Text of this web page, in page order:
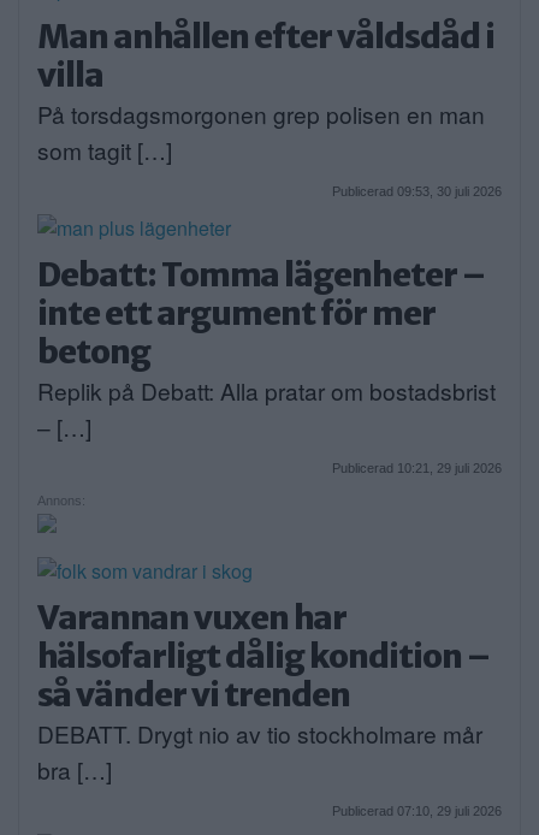
Man anhållen efter våldsdåd i
villa
På torsdagsmorgonen grep polisen en man
som tagit […]
Publicerad 09:53, 30 juli 2026
Debatt: Tomma lägenheter –
inte ett argument för mer
betong
Replik på Debatt: Alla pratar om bostadsbrist
– […]
Publicerad 10:21, 29 juli 2026
Annons:
Varannan vuxen har
hälsofarligt dålig kondition –
så vänder vi trenden
DEBATT. Drygt nio av tio stockholmare mår
bra […]
Publicerad 07:10, 29 juli 2026